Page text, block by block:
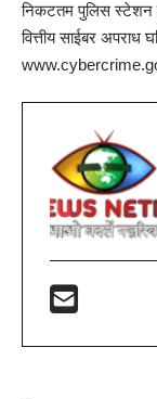
निकटतम पुलिस स्टेशन
वित्तीय साईबर अपराध